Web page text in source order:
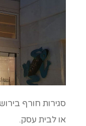
סגירות חורף
או לבית עסק.